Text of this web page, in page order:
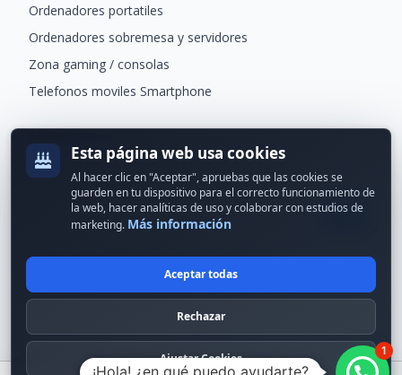
Ordenadores portatiles
Ordenadores sobremesa y servidores
Zona gaming / consolas
Telefonos moviles Smartphone
Recibe ofertas exclusivas y novedades.
© 2024 Erson Tecnología. Todos los derechos reservados.
Política de privacidad
Condiciones Generales 1
¡Hola! ¿en qué puedo ayudarte?
Esta página web usa cookies
Al hacer clic en "Aceptar", apruebas que las cookies se
guarden en tu dispositivo para el correcto funcionamiento de
la web, hacer analíticas de uso y colaborar con estudios de
marketing. Más información
Aceptar todas
Rechazar
Ajustar Cookies